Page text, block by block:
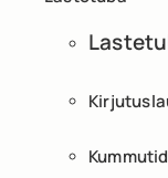
Kummutid